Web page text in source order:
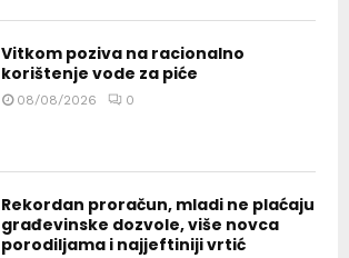
Vitkom poziva na racionalno
korištenje vode za piće
08/08/2026 0
Rekordan proračun, mladi ne plaćaju
građevinske dozvole, više novca
porodiljama i najjeftiniji vrtić